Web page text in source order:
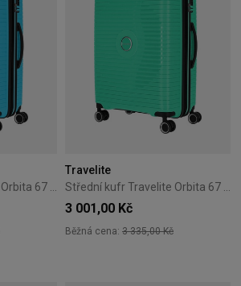
Travelite
3 001,00 Kč
Běžná cena: 3 335,00 Kč